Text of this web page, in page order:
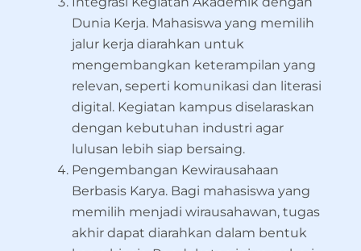
Dunia Kerja. Mahasiswa yang memilih
jalur kerja diarahkan untuk
mengembangkan keterampilan yang
relevan, seperti komunikasi dan literasi
digital. Kegiatan kampus diselaraskan
dengan kebutuhan industri agar
lulusan lebih siap bersaing.
Pengembangan Kewirausahaan
Berbasis Karya. Bagi mahasiswa yang
memilih menjadi wirausahawan, tugas
akhir dapat diarahkan dalam bentuk